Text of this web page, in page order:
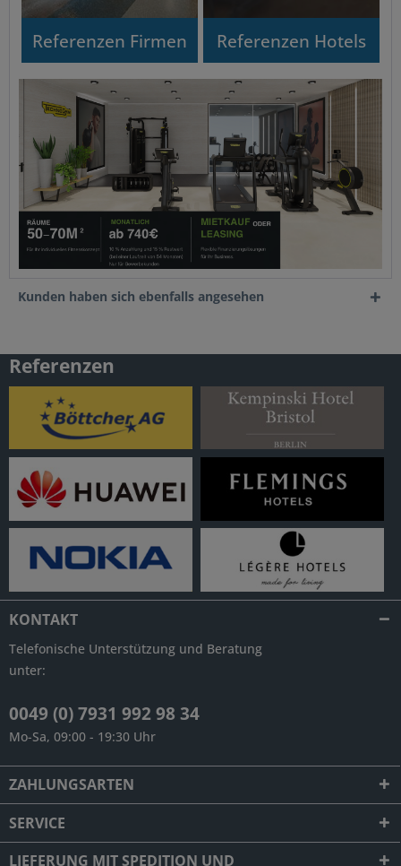
Referenzen Firmen Referenzen Hotels
Kunden haben sich ebenfalls angesehen
Referenzen
KONTAKT
Telefonische Unterstützung und Beratung
unter:
0049 (0) 7931 992 98 34
Mo-Sa, 09:00 - 19:30 Uhr
ZAHLUNGSARTEN
SERVICE
LIEFERUNG MIT SPEDITION UND